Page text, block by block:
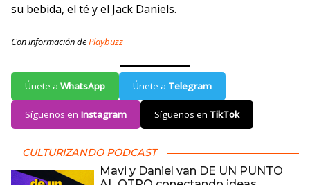
su bebida, el té y el Jack Daniels.
Con información dePlaybuzz
Únete a WhatsApp Únete a Telegram
Síguenos en Instagram Síguenos en TikTok
CULTURIZANDO PODCAST
Mavi y Daniel van DE UN PUNTO